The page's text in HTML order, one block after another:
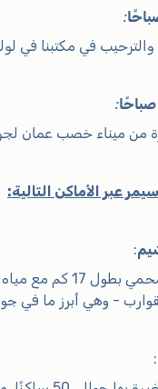
:
والترحيب في مكتبنا في
:
من ميناء خصب عمان
عبر الأماكن التالية:
:
فيورد محمي
- وهي أبرز ما في
: